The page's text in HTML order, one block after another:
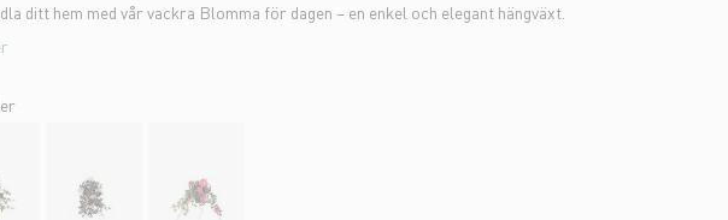
ditt hem med vår vackra Blomma för dagen – en enkel och elegant hängväxt.